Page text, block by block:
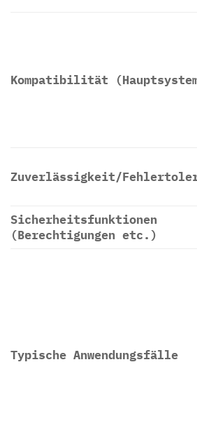
Kompatibilität
Zuverlässigkeit/
Sicherheitsfunktionen
(Berechtigungen etc.)
Typische Anwendungsfälle